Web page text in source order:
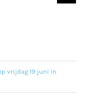
vrijdag 19 juni in